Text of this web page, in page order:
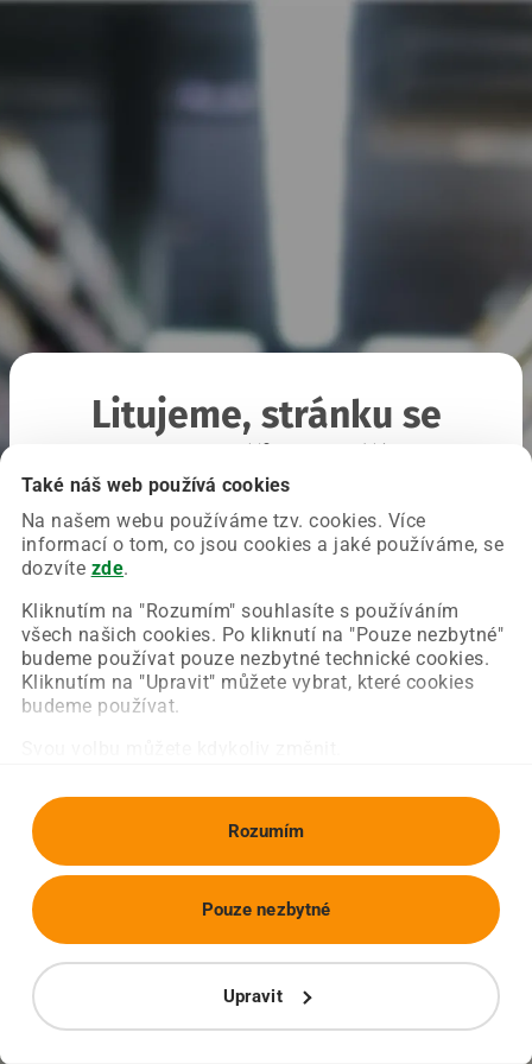
Také náš web používá cookies
Na našem webu používáme tzv. cookies. Více
informací o tom, co jsou cookies a jaké používáme, se
dozvíte zde.
Kliknutím na "Rozumím" souhlasíte s používáním
všech našich cookies. Po kliknutí na "Pouze nezbytné"
budeme používat pouze nezbytné technické cookies.
Kliknutím na "Upravit" můžete vybrat, které cookies
budeme používat.
Rozumím
Upravit
Pouze nezbytné
Litujeme, stránku se
Chyba nastala na naší straně a už ji opravujeme.
Zkuste prosím znovu načíst požadovanou stránku.
Obnovit stránku Úvodní strana